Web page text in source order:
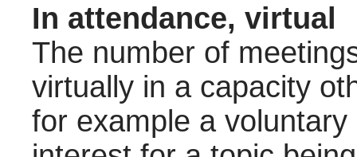
In attendance, virtual
The number of
virtually in a capacity
for example a